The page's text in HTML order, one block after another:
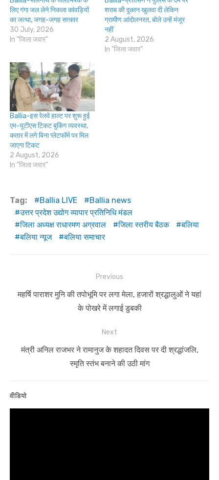
लिए गंगा जल लेने निकला कांवड़ियों
का जत्था, जगह-जगह सत्कार
30 July, 2026
In "जिला जवार"
शराब की दुकान खुलवा दी लेकिन
ग्रामीण आंदोलनरत, बोले उन्हें मंजूर
नहीं
2 August, 2026
In "जिला जवार"
Ballia-इस रेलवे हाल्ट पर शुरू हुई
एम-यूटीएस टिकट बुकिंग व्यवस्था,
कतार में लगे बिना प्लेटफॉर्म पर मिल
जाएगा टिकट
2 August, 2026
In "जिला जवार"
Tag: Ballia LIVE
Ballia news
उत्तर प्रदेश उद्योग व्यापार प्रतिनिधि मंडल
जिला अध्यक्ष राधारमण अग्रवाल
जिला स्तरीय बैठक
बलिया
बलिया न्यूज
बलिया समाचार
navigation
Previous
Previous
महर्षि पाराशर मुनि की तपोभूमि पर लगा मेला, हजारों श्रद्धालुओं ने यहां
के पोखरे में लगाई डुबकी
Next
Next
मंत्री अनिल राजभर ने रामानुज के शहादत दिवस पर दी श्रद्धांजलि,
स्मृति स्तंभ बनाने की उठी मांग
वीडियो